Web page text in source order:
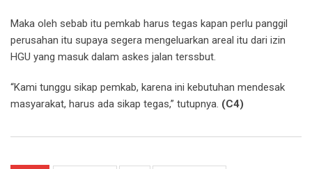
Maka oleh sebab itu pemkab harus tegas kapan perlu panggil
perusahan itu supaya segera mengeluarkan areal itu dari izin
HGU yang masuk dalam askes jalan terssbut.
“Kami tunggu sikap pemkab, karena ini kebutuhan mendesak
masyarakat, harus ada sikap tegas,” tutupnya. (C4)